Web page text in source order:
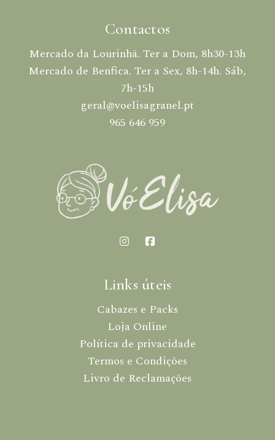
Contactos
Mercado da Lourinhã. Ter a Dom, 8h30-13h
Mercado de Benfica. Ter a Sex, 8h-14h. Sáb,
7h-15h
geral@voelisagranel.pt
965 646 959
Links úteis
Cabazes e Packs
Loja Online
Política de privacidade
Termos e Condições
Livro de Reclamações